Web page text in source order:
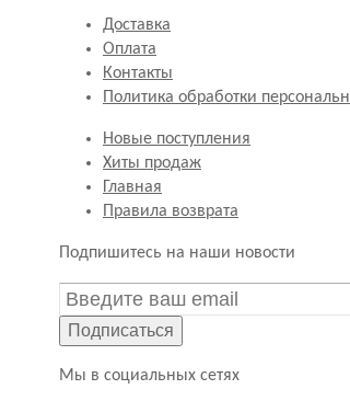
Доставка
Оплата
Контакты
Политика обработки
Новые поступления
Хиты продаж
Главная
Правила возврата
Подпишитесь на наши новости
Подписаться
Мы в социальных сетях